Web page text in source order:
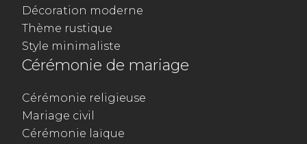
Décoration moderne
Thème rustique
Style minimaliste
Cérémonie de mariage
Cérémonie religieuse
Mariage civil
Cérémonie laïque